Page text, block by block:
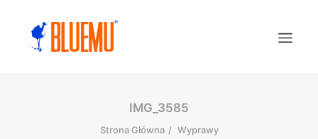
IMG_3585
Strona Główna
Wyprawy